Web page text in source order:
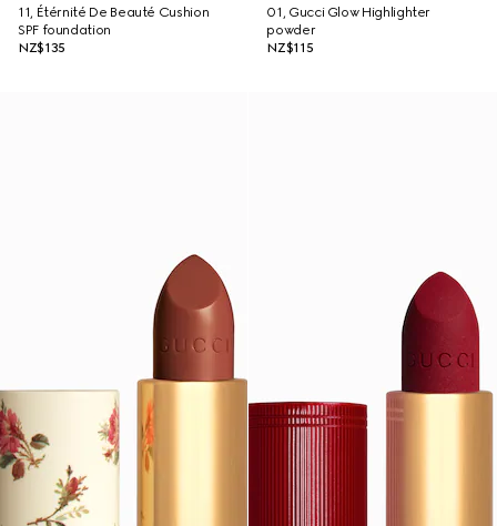
11, Étérnité De Beauté Cushion
SPF foundation
NZ$135
01, Gucci Glow Highlighter
powder
NZ$115